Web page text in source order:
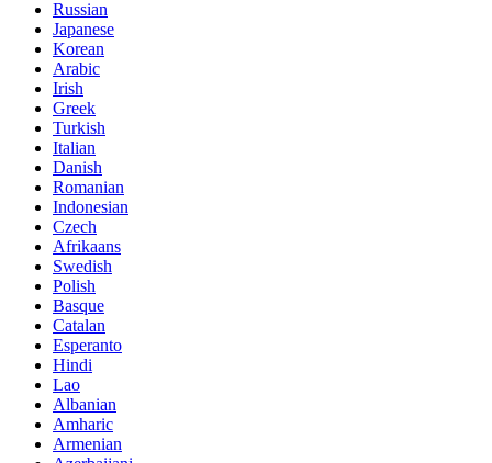
Russian
Japanese
Korean
Arabic
Irish
Greek
Turkish
Italian
Danish
Romanian
Indonesian
Czech
Afrikaans
Swedish
Polish
Basque
Catalan
Esperanto
Hindi
Lao
Albanian
Amharic
Armenian